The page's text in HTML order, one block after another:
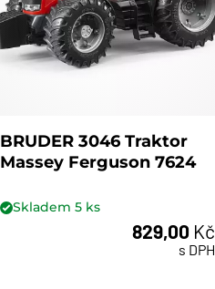
BRUDER 3046 Traktor
Massey Ferguson 7624
Skladem5 ks
829,00 Kč
s DPH